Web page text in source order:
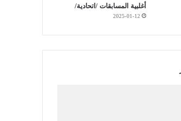
أغلبية المسابقات /اتحادية/
2025-01-12